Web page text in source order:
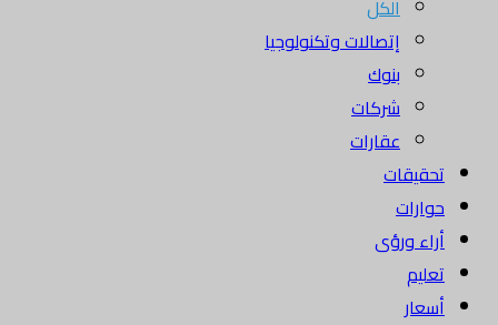
الكل
إتصالات وتكنولوجيا
بنوك
شركات
عقارات
تحقيقات
حوارات
أراء ورؤى
تعليم
أسعار